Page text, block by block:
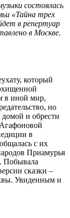
состоялась
«Тайна трех
в репертуар
в Москве.
который
в иной мир,
но
домой и обрести
в
с их
Приамурья
Побывала
сказки –
Увиденным и